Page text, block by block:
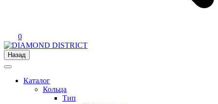
0
Назад
Каталог
Кольца
Тип